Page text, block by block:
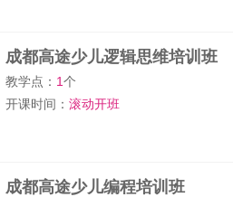
成都高途少儿逻辑思维培训班
教学点： 1个
开课时间：滚动开班
成都高途少儿编程培训班